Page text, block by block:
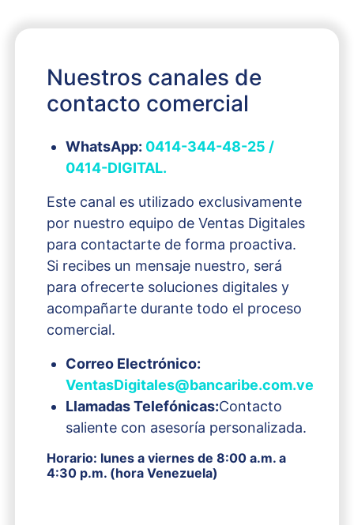
Nuestros canales de
contacto comercial
WhatsApp: 0414-344-48-25 /
0414-DIGITAL.
Este canal es utilizado exclusivamente
por nuestro equipo de Ventas Digitales
para contactarte de forma proactiva.
Si recibes un mensaje nuestro, será
para ofrecerte soluciones digitales y
acompañarte durante todo el proceso
comercial.
Correo Electrónico:
VentasDigitales@bancaribe.com.ve
Llamadas Telefónicas:Contacto
saliente con asesoría personalizada.
Horario: lunes a viernes de 8:00 a.m. a
4:30 p.m. (hora Venezuela)